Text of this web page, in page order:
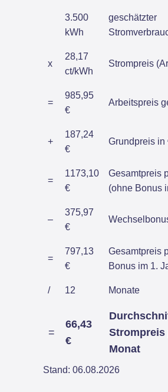
3.500
kWh
geschätzter
x
28,17
ct/kWh
Strompreis
=
985,95
€
Arbeitspreis
+
187,24
€
Grundpreis in
=
1173,10
€
Gesamtpreis
(ohne Bonus
–
375,97
€
=
797,13
€
Gesamtpreis
Bonus im 1.
/ 12 Monate
=
66,43
€
Strompreis
Monat
Stand: 06.08.2026